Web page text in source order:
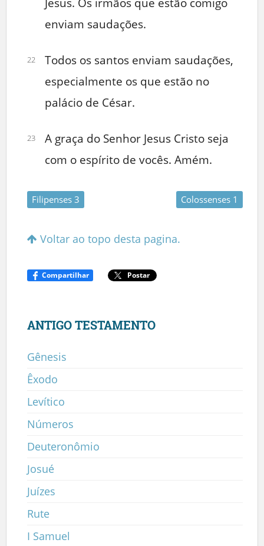
enviam saudações.
22
Todos os santos enviam saudações,
especialmente os que estão no
palácio de César.
23
A graça do Senhor Jesus Cristo seja
com o espírito de vocês. Amém.
Filipenses 3 Colossenses 1
Voltar ao topo desta pagina.
Compartilhar Postar
ANTIGO TESTAMENTO
Gênesis
Êxodo
Levítico
Números
Deuteronômio
Josué
Juízes
Rute
I Samuel